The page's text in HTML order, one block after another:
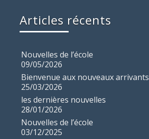
Articles récents
Nouvelles de l’école
09/05/2026
Bienvenue aux nouveaux arrivants
25/03/2026
les dernières nouvelles
28/01/2026
Nouvelles de l’école
03/12/2025